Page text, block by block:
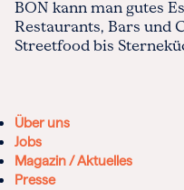
BON kann man gutes
Restaurants, Bars und
Streetfood bis
Über uns
Jobs
Magazin / Aktuelles
Presse